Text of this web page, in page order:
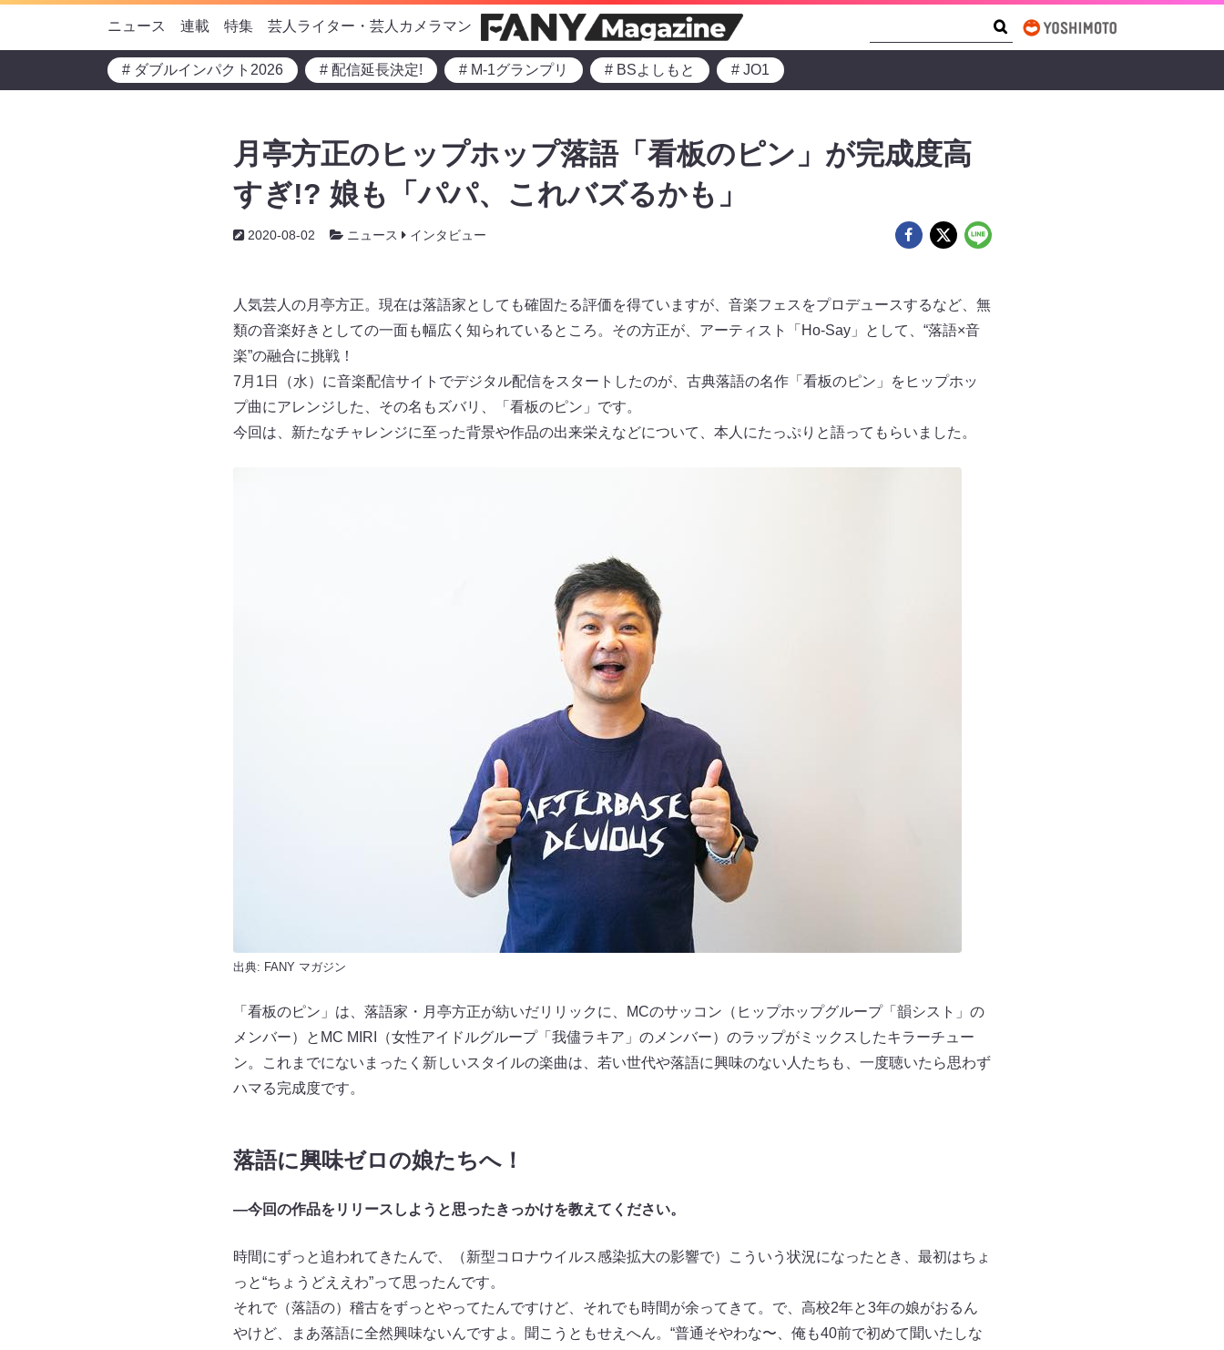
ニュース 連載 特集 芸人ライター・芸人カメラマン
# ダブルインパクト2026 # 配信延長決定! # M-1グランプリ # BSよしもと # JO1
月亭方正のヒップホップ落語「看板のピン」が完成度高
すぎ!? 娘も「パパ、これバズるかも」
2020-08-02 ニュース インタビュー
人気芸人の月亭方正。現在は落語家としても確固たる評価を得ていますが、音楽フェスをプロデュースするなど、無
類の音楽好きとしての一面も幅広く知られているところ。その方正が、アーティスト「Ho-Say」として、“落語×音
楽”の融合に挑戦！
7月1日（水）に音楽配信サイトでデジタル配信をスタートしたのが、古典落語の名作「看板のピン」をヒップホッ
プ曲にアレンジした、その名もズバリ、「看板のピン」です。
今回は、新たなチャレンジに至った背景や作品の出来栄えなどについて、本人にたっぷりと語ってもらいました。
出典: FANY マガジン
「看板のピン」は、落語家・月亭方正が紡いだリリックに、MCのサッコン（ヒップホップグループ「韻シスト」の
メンバー）とMC MIRI（女性アイドルグループ「我儘ラキア」のメンバー）のラップがミックスしたキラーチュー
ン。これまでにないまったく新しいスタイルの楽曲は、若い世代や落語に興味のない人たちも、一度聴いたら思わず
ハマる完成度です。
落語に興味ゼロの娘たちへ！
—今回の作品をリリースしようと思ったきっかけを教えてください。
時間にずっと追われてきたんで、（新型コロナウイルス感染拡大の影響で）こういう状況になったとき、最初はちょ
っと“ちょうどええわ”って思ったんです。
それで（落語の）稽古をずっとやってたんですけど、それでも時間が余ってきて。で、高校2年と3年の娘がおるん
やけど、まあ落語に全然興味ないんですよ。聞こうともせえへん。“普通そやわな〜、俺も40前で初めて聞いたしな